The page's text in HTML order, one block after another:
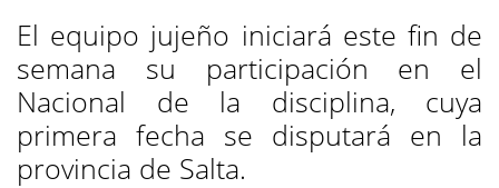
El equipo jujeño iniciará este fin de
semana su participación en el
Nacional de la disciplina, cuya
primera fecha se disputará en la
provincia de Salta.